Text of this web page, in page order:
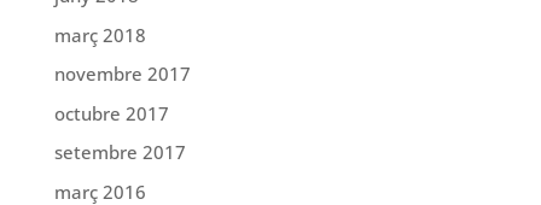
març 2018
novembre 2017
octubre 2017
setembre 2017
març 2016